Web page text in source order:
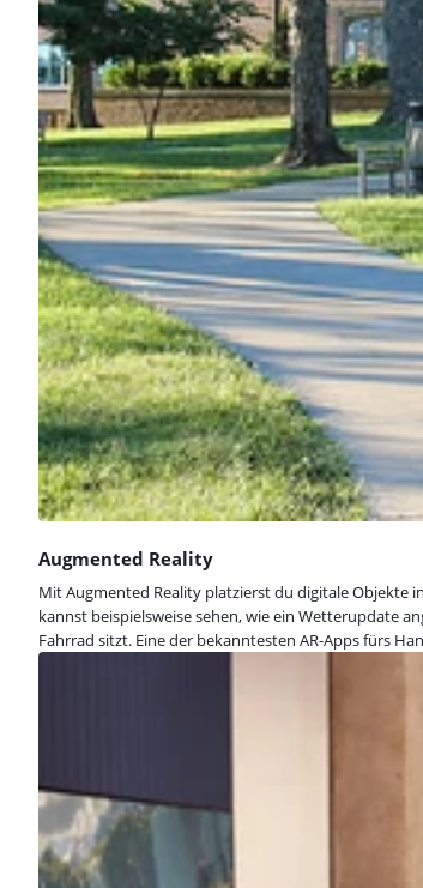
Augmented Reality
Mit Augmented Reality platzierst du digitale Objekte
kannst beispielsweise sehen, wie ein Wetterupdate
Fahrrad sitzt. Eine der bekanntesten AR-Apps fürs